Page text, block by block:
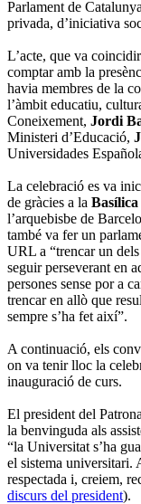
Parlament de
privada, d’iniciativa
L’acte, que va
comptar amb la
havia membres de la
l’àmbit educatiu,
Coneixement, Jordi
Ministeri d’Educació,
Universidades
La celebració es va
de gràcies a la
l’arquebisbe de
també va fer un
URL a “trencar un
seguir perseverant en
persones sense por a
trencar en allò que
sempre s’ha fet així”.
A continuació, els
on va tenir lloc la
inauguració de curs.
El president del
la benvinguda als
“la Universitat s’ha
el sistema universitari.
respectada i, creiem,
discurs del president).